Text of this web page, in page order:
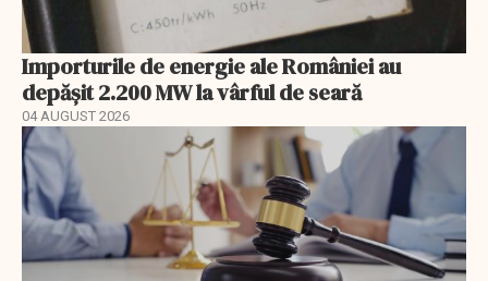
Importurile de energie ale României au
depășit 2.200 MW la vârful de seară
04 AUGUST 2026